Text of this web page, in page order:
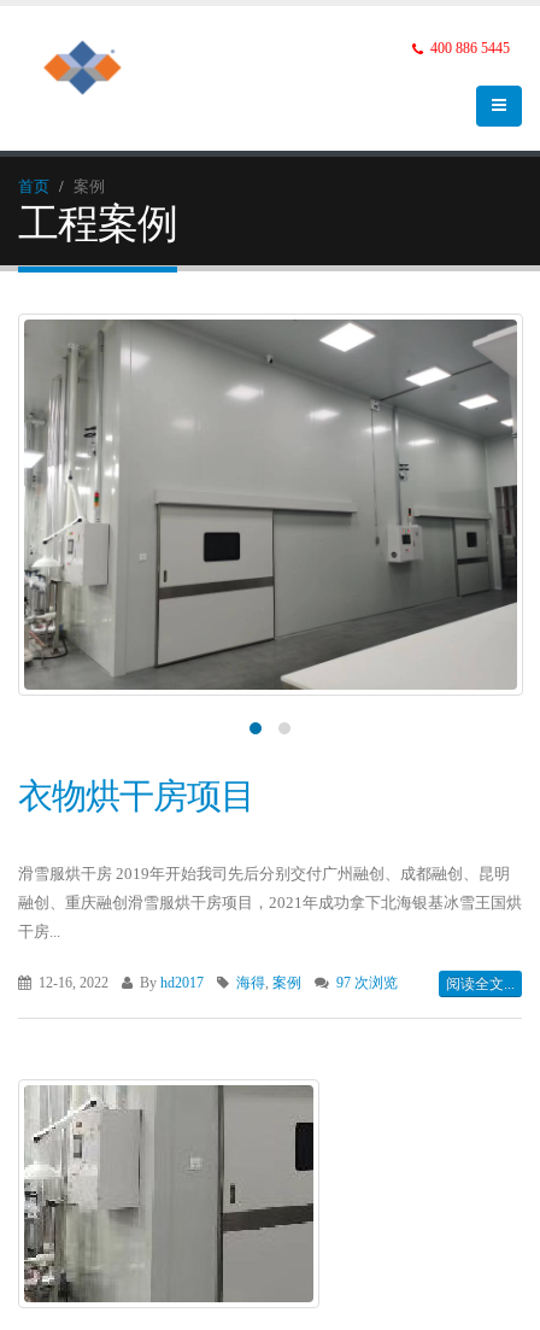
400 886 5445
首页 案例
工程案例
衣物烘干房项目
滑雪服烘干房 2019年开始我司先后分别交付广州融创、成都融创、昆明
融创、重庆融创滑雪服烘干房项目，2021年成功拿下北海银基冰雪王国烘
干房...
12-16, 2022 By hd2017 海得, 案例 97 次浏览 阅读全文...